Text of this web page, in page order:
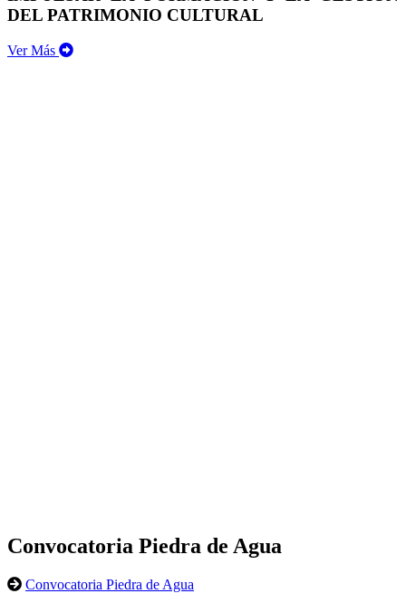
DEL PATRIMONIO CULTURAL
Ver Más
Convocatoria Piedra de Agua
Convocatoria Piedra de Agua